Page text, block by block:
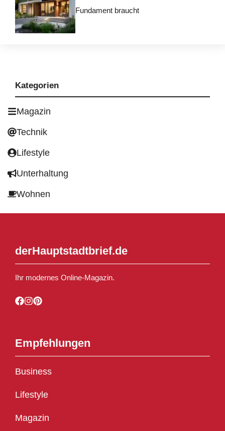
Fundament braucht
Kategorien
Magazin
Technik
Lifestyle
Unterhaltung
Wohnen
derHauptstadtbrief.de
Ihr modernes Online-Magazin.
Empfehlungen
Business
Lifestyle
Magazin